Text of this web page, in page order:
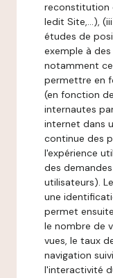
reconstitution
ledit Site,...),
études de
exemple à
notamment
permettre en
(en fonction
internautes
internet dans
continue des
l'expérience
des
utilisateurs).
une
permet
le nombre de
vues, le taux
navigation
l'interactivité